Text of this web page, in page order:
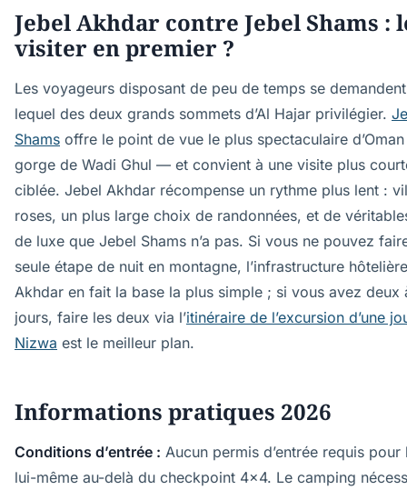
Jebel Akhdar contre Jebel Shams :
visiter en premier ?
Les voyageurs disposant de peu de temps se
lequel des deux grands sommets d’Al Hajar privilégier.
Shams offre le point de vue le plus spectaculaire
gorge de Wadi Ghul — et convient à une visite plus
ciblée. Jebel Akhdar récompense un rythme plus lent :
roses, un plus large choix de randonnées, et de
de luxe que Jebel Shams n’a pas. Si vous ne pouvez
seule étape de nuit en montagne, l’infrastructure
Akhdar en fait la base la plus simple ; si vous avez deux
jours, faire les deux via l’itinéraire de l’excursion d’une
Nizwa est le meilleur plan.
Informations pratiques 2026
Conditions d’entrée : Aucun permis d’entrée requis pour
lui-même au-delà du checkpoint 4x4. Le camping